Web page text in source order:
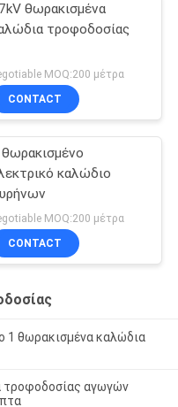
θωρακισμένα
τροφοδοσίας
MOQ:200 μέτρα
CONTACT
καλώδιο
MOQ:200 μέτρα
CONTACT
1 θωρακισμένα καλώδια
τροφοδοσίας αγωγών